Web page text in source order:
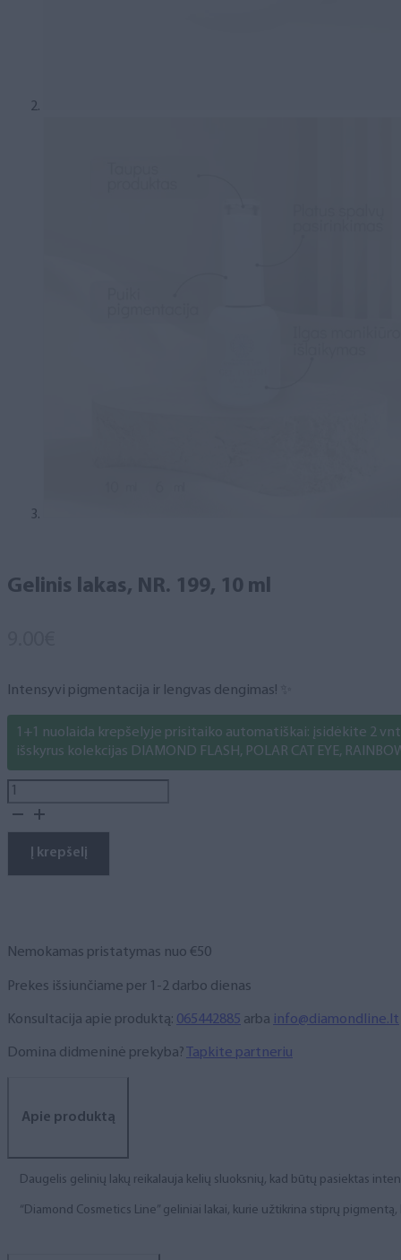
Gelinis lakas, NR. 199, 10 ml
Intensyvi pigmentacija ir lengvas dengimas! ✨
1+1 nuolaida krepšelyje prisitaiko automatiškai: įsidėkite 2
išskyrus kolekcijas DIAMOND FLASH, POLAR CAT EYE,
produkto
kiekis:
lakas,
Į krepšelį
Nemokamas pristatymas nuo €50
Prekes išsiunčiame per 1-2 darbo dienas
Konsultacija apie produktą: 065442885 arba info@diamondline.lt
Domina didmeninė prekyba? Tapkite partneriu
Apie produktą
Daugelis gelinių lakų reikalauja kelių sluoksnių, kad būtų pasiektas
“Diamond Cosmetics Line” geliniai lakai, kurie užtikrina stiprų